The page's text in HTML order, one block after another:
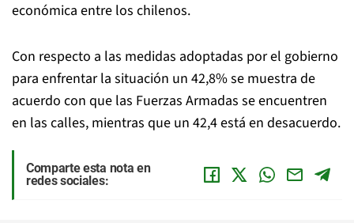
económica entre los chilenos.
Con respecto a las medidas adoptadas por el gobierno
para enfrentar la situación un 42,8% se muestra de
acuerdo con que las Fuerzas Armadas se encuentren
en las calles, mientras que un 42,4 está en desacuerdo.
Comparte esta nota en
redes sociales: